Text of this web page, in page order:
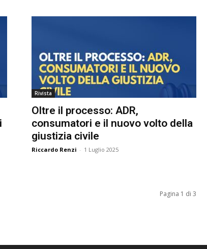
Rivista
Oltre il processo: ADR,
consumatori e il nuovo volto della
giustizia civile
Riccardo Renzi - 1 Luglio 2025
Pagina 1 di 3